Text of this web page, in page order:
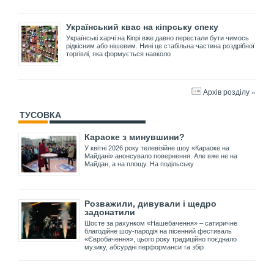
Український квас на кіпрську спеку
Українські харчі на Кіпрі вже давно перестали бути чимось
рідкісним або нішевим. Нині це стабільна частина роздрібної
торгівлі, яка формується навколо
Архів розділу »
ТУСОВКА
Караоке з минувшини?
У квітні 2026 року телевізійне шоу «Караоке на
Майдані» анонсувало повернення. Але вже не на
Майдан, а на площу. На подільську
Розважили, дивували і щедро
задонатили
Шосте за рахунком «Нашебачення» – сатиричне
благодійне шоу-пародія на пісенний фестиваль
«Євробачення», цього року традиційно поєднало
музику, абсурдні перформанси та збір